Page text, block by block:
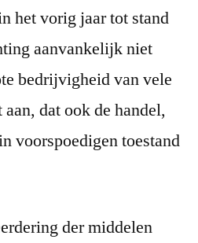
het vorig jaar tot stand
aanvankelijk niet
bedrijvigheid van vele
dat ook de handel,
voorspoedigen toestand
der middelen